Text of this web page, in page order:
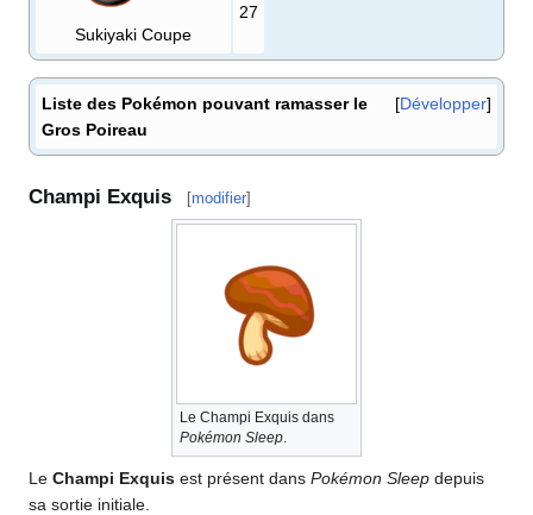
Sukiyaki Coupe
27
Développer
Liste des Pokémon pouvant ramasser le
Gros Poireau
Champi Exquis [modifier]
Le Champi Exquis dans
Pokémon Sleep
Le Champi Exquis est présent dans Pokémon Sleep depuis
sa sortie initiale.